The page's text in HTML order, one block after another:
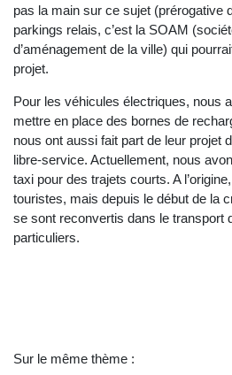
pas la main sur ce sujet (prérogative
parkings relais, c’est la SOAM
d’aménagement de la ville) qui
projet.
Pour les véhicules électriques, nous
mettre en place des bornes de
nous ont aussi fait part de leur projet
libre-service. Actuellement, nous
taxi pour des trajets courts. A
touristes, mais depuis le début de la
se sont reconvertis dans le transport
particuliers.
Sur le même thème :